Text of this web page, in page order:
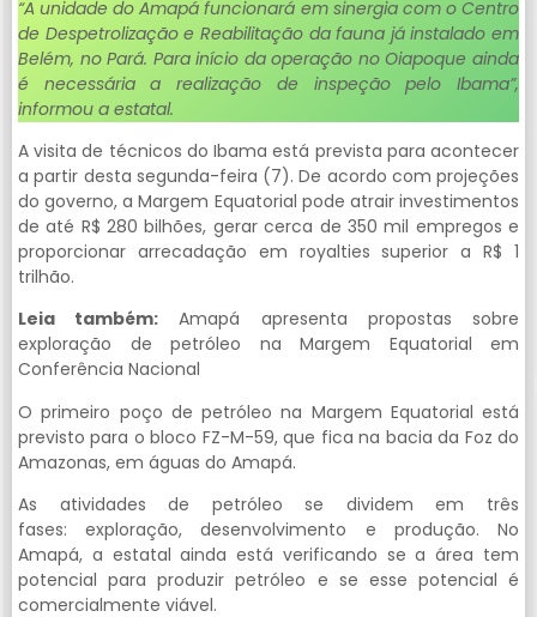
“A unidade do Amapá funcionará em sinergia com o Centro
de Despetrolização e Reabilitação da fauna já instalado em
Belém, no Pará. Para início da operação no Oiapoque ainda
é necessária a realização de inspeção pelo Ibama”,
informou a estatal.
A visita de técnicos do Ibama está prevista para acontecer
a partir desta segunda-feira (7). De acordo com projeções
do governo, a Margem Equatorial pode atrair investimentos
de até R$ 280 bilhões, gerar cerca de 350 mil empregos e
proporcionar arrecadação em royalties superior a R$ 1
trilhão.
Leia também: Amapá apresenta propostas sobre
exploração de petróleo na Margem Equatorial em
Conferência Nacional
O primeiro poço de petróleo na Margem Equatorial está
previsto para o bloco FZ-M-59, que fica na bacia da Foz do
Amazonas, em águas do Amapá.
As atividades de petróleo se dividem em três
fases: exploração, desenvolvimento e produção. No
Amapá, a estatal ainda está verificando se a área tem
potencial para produzir petróleo e se esse potencial é
comercialmente viável.